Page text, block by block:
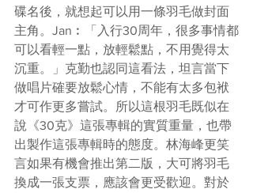
碟名後，就想起可以用一條羽毛做封面
主角。Jan︰「入行30周年，很多事情都
可以看輕一點，放輕鬆點，不用覺得太
沉重。」克勤也認同這看法，坦言當下
做唱片確要放鬆心情，不能有太多包袱
才可作更多嘗試。所以這根羽毛既似在
說《30克》這張專輯的實質重量，也帶
出製作這張專輯時的態度。林海峰更笑
言如果有機會推出第二版，大可將羽毛
換成一張支票，應該會更受歡迎。對於